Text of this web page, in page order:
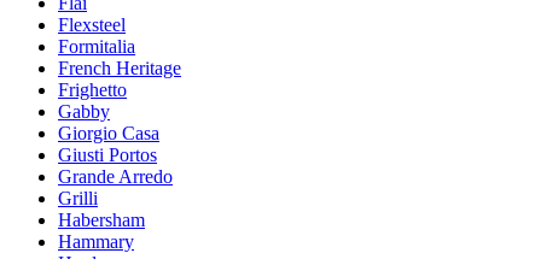
Flexsteel
Formitalia
French Heritage
Frighetto
Gabby
Giorgio Casa
Giusti Portos
Grande Arredo
Grilli
Habersham
Hammary